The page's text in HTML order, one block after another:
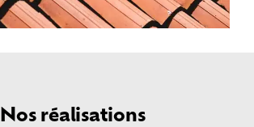
Nos réalisations